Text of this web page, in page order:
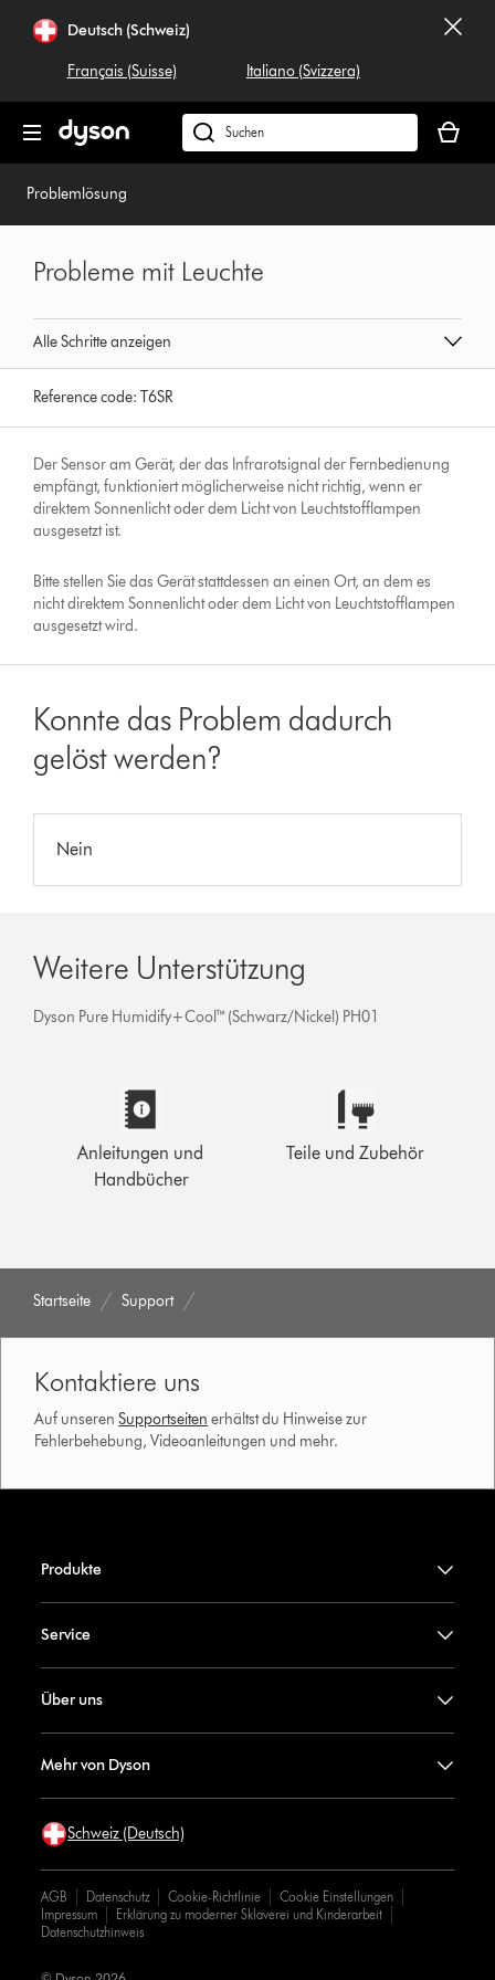
überspringenDeutsch (Schweiz)
Français (Suisse) Italiano (Svizzera)
Dyson.ch
durchsuchen
ist
Problemlösung
Alle Schritte anzeigen
Probleme mit Leuchte
Reference code:T6SR
Der Sensor am Gerät, der das Infrarotsignal der Fernbedienung
empfängt, funktioniert möglicherweise nicht richtig, wenn er
direktem Sonnenlicht oder dem Licht von Leuchtstofflampen
ausgesetzt ist.
Bitte stellen Sie das Gerät stattdessen an einen Ort, an dem es
nicht direktem Sonnenlicht oder dem Licht von Leuchtstofflampen
ausgesetzt wird.
Konnte das Problem dadurch
gelöst werden?
Nein
Weitere Unterstützung
Dyson Pure Humidify+Cool™ (Schwarz/Nickel) PH01
Anleitungen und
Handbücher
Teile und Zubehör
Startseite Support
Kontaktiere uns
Auf unserenSupportseiten erhältst du Hinweise zur
Fehlerbehebung, Videoanleitungen und mehr.
Produkte
Service
Über uns
Mehr von Dyson
Schweiz (Deutsch)
AGB Datenschutz Cookie-Richtlinie
Cookie Einstellungen
Impressum
Erklärung zu moderner Sklaverei und Kinderarbeit
Datenschutzhinweis